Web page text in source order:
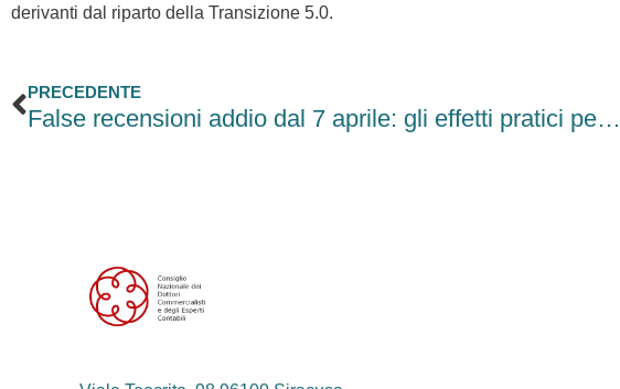
derivanti dal riparto della Transizione 5.0.
Precedente
PRECEDENTE
False recensioni addio dal 7 aprile: gli effetti pratici per alloggi, hotel e ristoranti